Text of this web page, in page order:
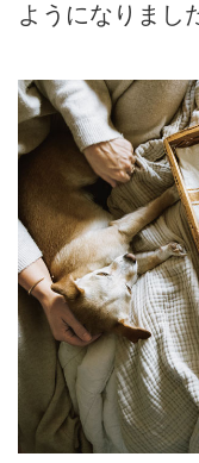
ようになりまし